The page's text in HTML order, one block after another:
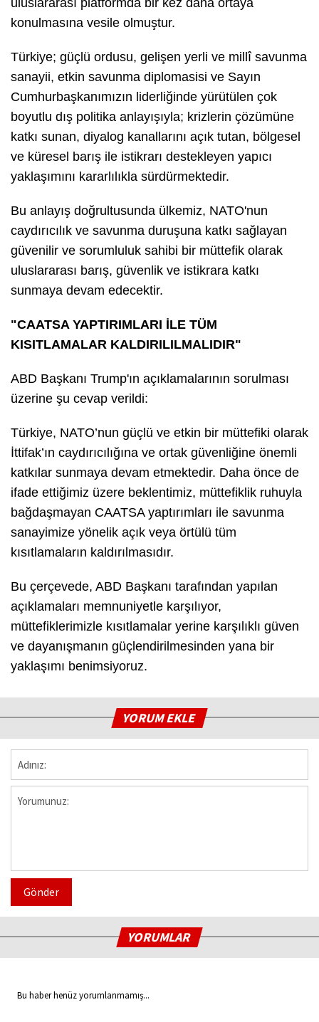
konulmasına vesile olmuştur.
Türkiye; güçlü ordusu, gelişen yerli ve millî savunma
sanayii, etkin savunma diplomasisi ve Sayın
Cumhurbaşkanımızın liderliğinde yürütülen çok
boyutlu dış politika anlayışıyla; krizlerin çözümüne
katkı sunan, diyalog kanallarını açık tutan, bölgesel
ve küresel barış ile istikrarı destekleyen yapıcı
yaklaşımını kararlılıkla sürdürmektedir.
Bu anlayış doğrultusunda ülkemiz, NATO'nun
caydırıcılık ve savunma duruşuna katkı sağlayan
güvenilir ve sorumluluk sahibi bir müttefik olarak
uluslararası barış, güvenlik ve istikrara katkı
sunmaya devam edecektir.
"CAATSA YAPTIRIMLARI İLE TÜM
KISITLAMALAR KALDIRILILMALIDIR"
ABD Başkanı Trump'ın açıklamalarının sorulması
üzerine şu cevap verildi:
Türkiye, NATO’nun güçlü ve etkin bir müttefiki olarak
İttifak’ın caydırıcılığına ve ortak güvenliğine önemli
katkılar sunmaya devam etmektedir. Daha önce de
ifade ettiğimiz üzere beklentimiz, müttefiklik ruhuyla
bağdaşmayan CAATSA yaptırımları ile savunma
sanayimize yönelik açık veya örtülü tüm
kısıtlamaların kaldırılmasıdır.
Bu çerçevede, ABD Başkanı tarafından yapılan
açıklamaları memnuniyetle karşılıyor,
müttefiklerimizle kısıtlamalar yerine karşılıklı güven
ve dayanışmanın güçlendirilmesinden yana bir
yaklaşımı benimsiyoruz.
YORUM EKLE
Gönder
YORUMLAR
Bu haber henüz yorumlanmamış...